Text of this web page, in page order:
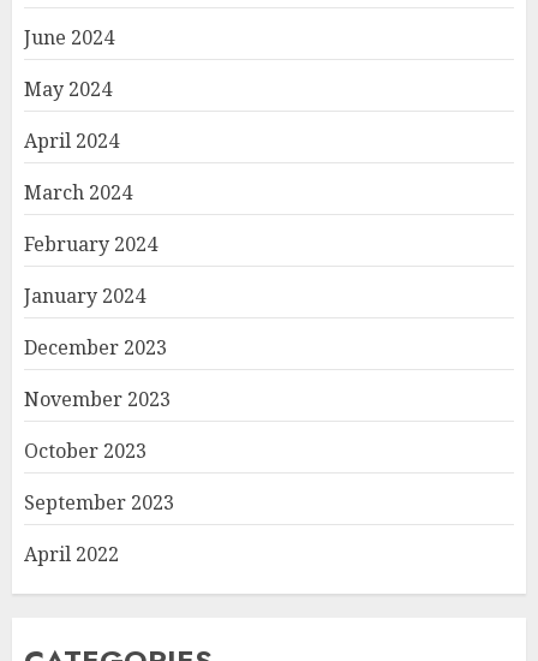
June 2024
May 2024
April 2024
March 2024
February 2024
January 2024
December 2023
November 2023
October 2023
September 2023
April 2022